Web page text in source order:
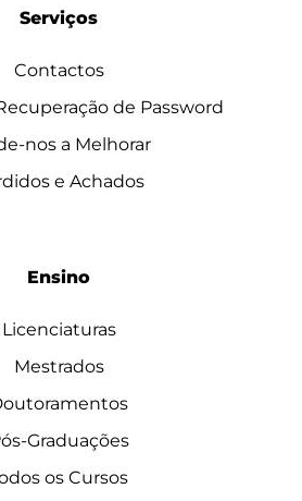
Serviços
Contactos
de Password
nos a Melhorar
e Achados
Ensino
Licenciaturas
Mestrados
Graduações
os Cursos